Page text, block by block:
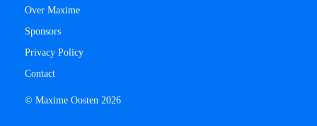
Over Maxime
Sponsors
Privacy Policy
Contact
© Maxime Oosten 2026